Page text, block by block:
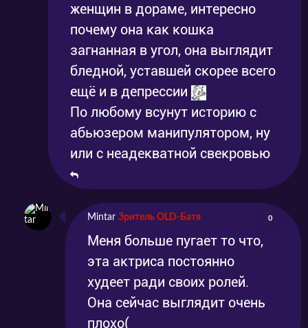
женщин в дораме, интересно
почему она как кошка
загнанная в угол, она выглядит
бледной, уставшей скорее всего
ещё и в депрессии
По любому всунут историю с
абьюзером манипулятором, ну
или с неадекватной свекровью
Mintar Зритель OLD-Батя 0
Меня больше пугает то что,
эта актриса постоянно
худеет ради своих ролей.
Она сейчас выглядит очень
плохо(